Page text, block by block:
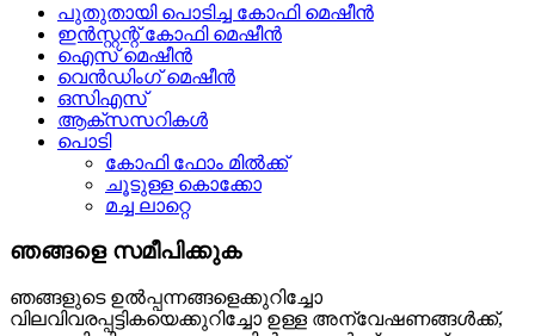
പുതുതായി പൊടിച്ച കോഫി മെഷീൻ
ഇൻസ്റ്റന്റ് കോഫി മെഷീൻ
ഐസ് മെഷീൻ
വെൻഡിംഗ് മെഷീൻ
ഒസിഎസ്
ആക്‌സസറികൾ
പൊടി
കോഫി ഫോം മിൽക്ക്
ചൂടുള്ള കൊക്കോ
മച്ച ലാറ്റെ
ഞങ്ങളെ സമീപിക്കുക
ഞങ്ങളുടെ ഉൽപ്പന്നങ്ങളെക്കുറിച്ചോ
വിലവിവരപ്പട്ടികയെക്കുറിച്ചോ ഉള്ള അന്വേഷണങ്ങൾക്ക്,